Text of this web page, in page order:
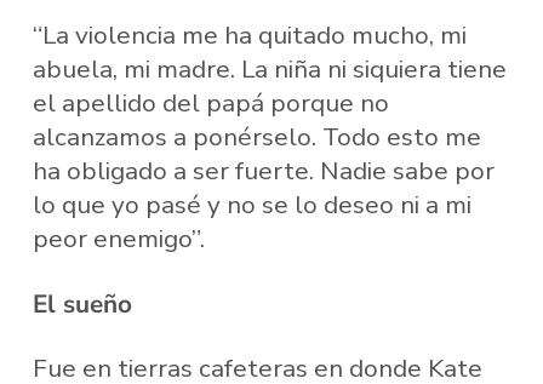
“La violencia me ha quitado mucho, mi
abuela, mi madre. La niña ni siquiera tiene
el apellido del papá porque no
alcanzamos a ponérselo. Todo esto me
ha obligado a ser fuerte. Nadie sabe por
lo que yo pasé y no se lo deseo ni a mi
peor enemigo”.
El sueño
Fue en tierras cafeteras en donde Kate